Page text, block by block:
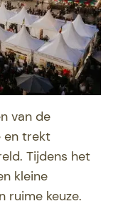
van de
en trekt
Tijdens het
kleine
ruime keuze.